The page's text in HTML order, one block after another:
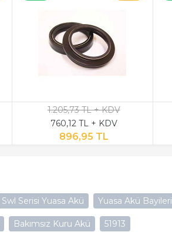
1.205,73 TL + KDV
760,12 TL + KDV
896,95 TL
Swl Serisi Yuasa Akü Yuasa Akü Bayileri
Bakımsız Kuru Akü 51913